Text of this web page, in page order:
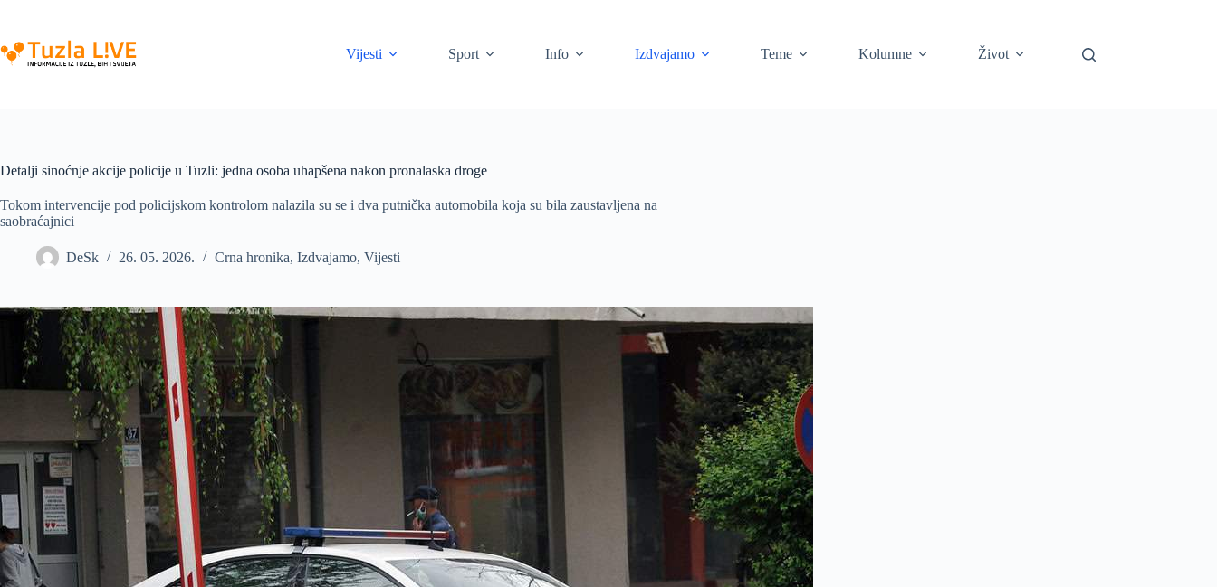
content
Vijesti
Sport Info Izdvajamo Teme Kolumne Život
Detalji sinoćnje akcije policije u Tuzli: jedna osoba uhapšena nakon pronalaska droge
Tokom intervencije pod policijskom kontrolom nalazila su se i dva putnička automobila koja su bila zaustavljena na
saobraćajnici
DeSk 26. 05. 2026. Crna hronika, Izdvajamo, Vijesti